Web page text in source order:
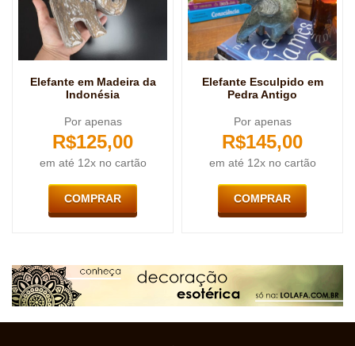
Elefante em Madeira da
Indonésia
Por apenas
R$125,00
em até 12x no cartão
COMPRAR
Elefante Esculpido em
Pedra Antigo
Por apenas
R$145,00
em até 12x no cartão
COMPRAR